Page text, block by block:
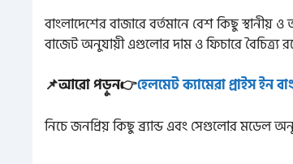
বাংলাদেশের বাজারে বর্তমানে বেশ কিছু স্থানীয়
বাজেট অনুযায়ী এগুলোর দাম ও ফিচারে বৈচিত্র্য
📌আরো পড়ুন👉হেলমেট ক্যামেরা প্রাইস ইন
নিচে জনপ্রিয় কিছু ব্র্যান্ড এবং সেগুলোর মডেল